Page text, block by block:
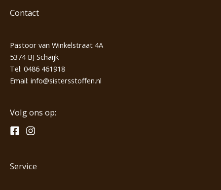
Contact
Pastoor van Winkelstraat 4A
5374 BJ Schaijk
Tel: 0486 461918
Email: info@sistersstoffen.nl
Volg ons op:
Service